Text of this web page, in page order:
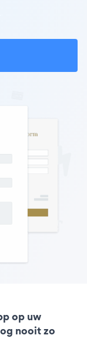
op uw
nooit zo